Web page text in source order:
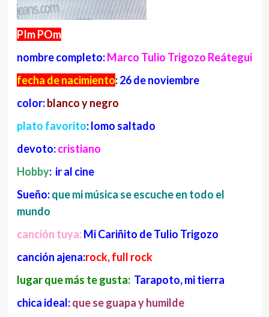
PIm POm
nombre completo:Marco Tulio Trigozo Reátegui
fecha de nacimiento: 26 de noviembre
color:blanco y negro
plato favorito: lomo saltado
devoto:cristiano
Hobby: ir al cine
Sueño:que mi música se escuche en todo el
mundo
canción tuya:Mi Cariñito de Tulio Trigozo
canción ajena:rock, full rock
lugar que más te gusta:Tarapoto, mi tierra
chica ideal:que se guapa y humilde